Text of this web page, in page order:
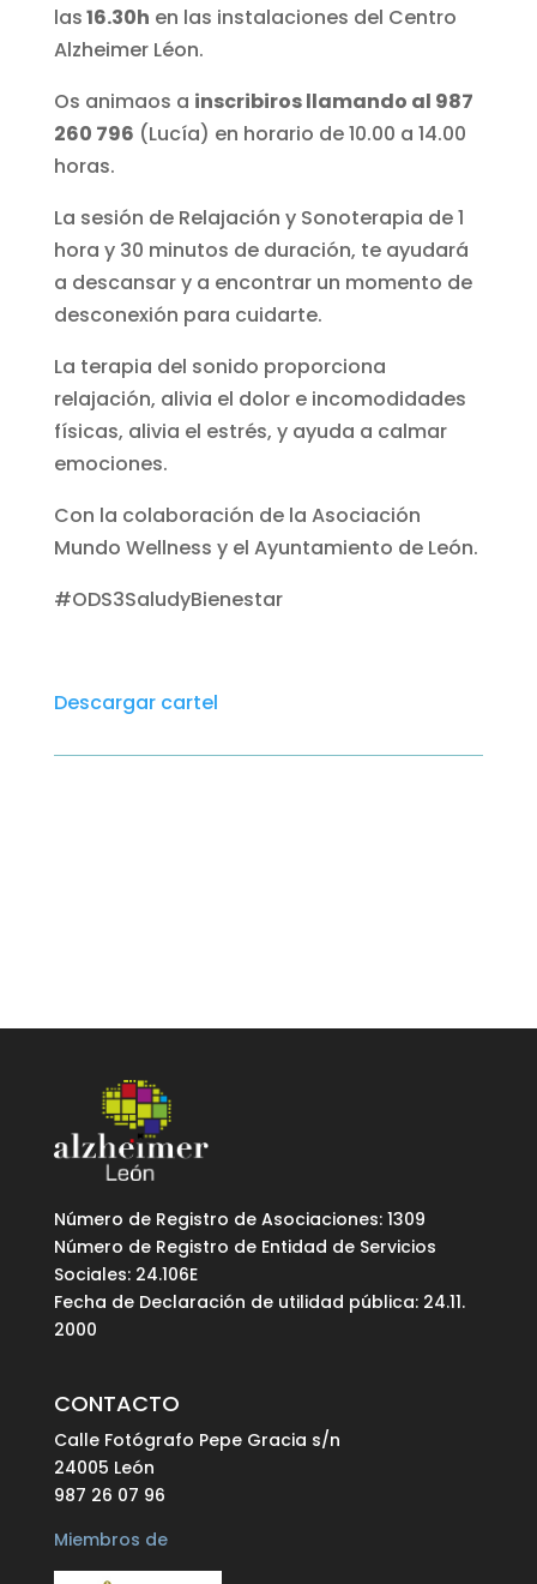
las16.30h en las instalaciones del Centro
Alzheimer Léon.
Os animaos a inscribiros llamando al 987
260 796 (Lucía) en horario de 10.00 a 14.00
horas.
La sesión de Relajación y Sonoterapia de 1
hora y 30 minutos de duración, te ayudará
a descansar y a encontrar un momento de
desconexión para cuidarte.
La terapia del sonido proporciona
relajación, alivia el dolor e incomodidades
físicas, alivia el estrés, y ayuda a calmar
emociones.
Con la colaboración de la Asociación
Mundo Wellness y el Ayuntamiento de León.
#ODS3SaludyBienestar
Descargar cartel
Número de Registro de Asociaciones: 1309
Número de Registro de Entidad de Servicios
Sociales: 24.106E
Fecha de Declaración de utilidad pública: 24.11.
2000
CONTACTO
Calle Fotógrafo Pepe Gracia s/n
24005 León
987 26 07 96
Miembros de